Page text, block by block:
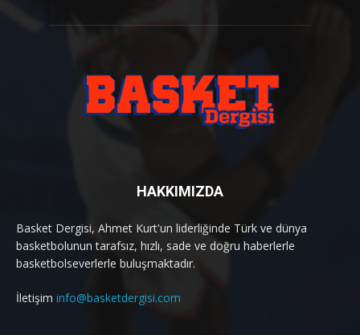
HAKKIMIZDA
Basket Dergisi, Ahmet Kurt'un liderliğinde Türk ve dünya
basketbolunun tarafsız, hızlı, sade ve doğru haberlerle
basketbolseverlerle buluşmaktadır.
İletişim info@basketdergisi.com